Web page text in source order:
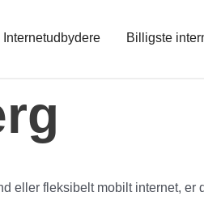
Internetudbydere Billigste
eller fleksibelt mobilt internet,